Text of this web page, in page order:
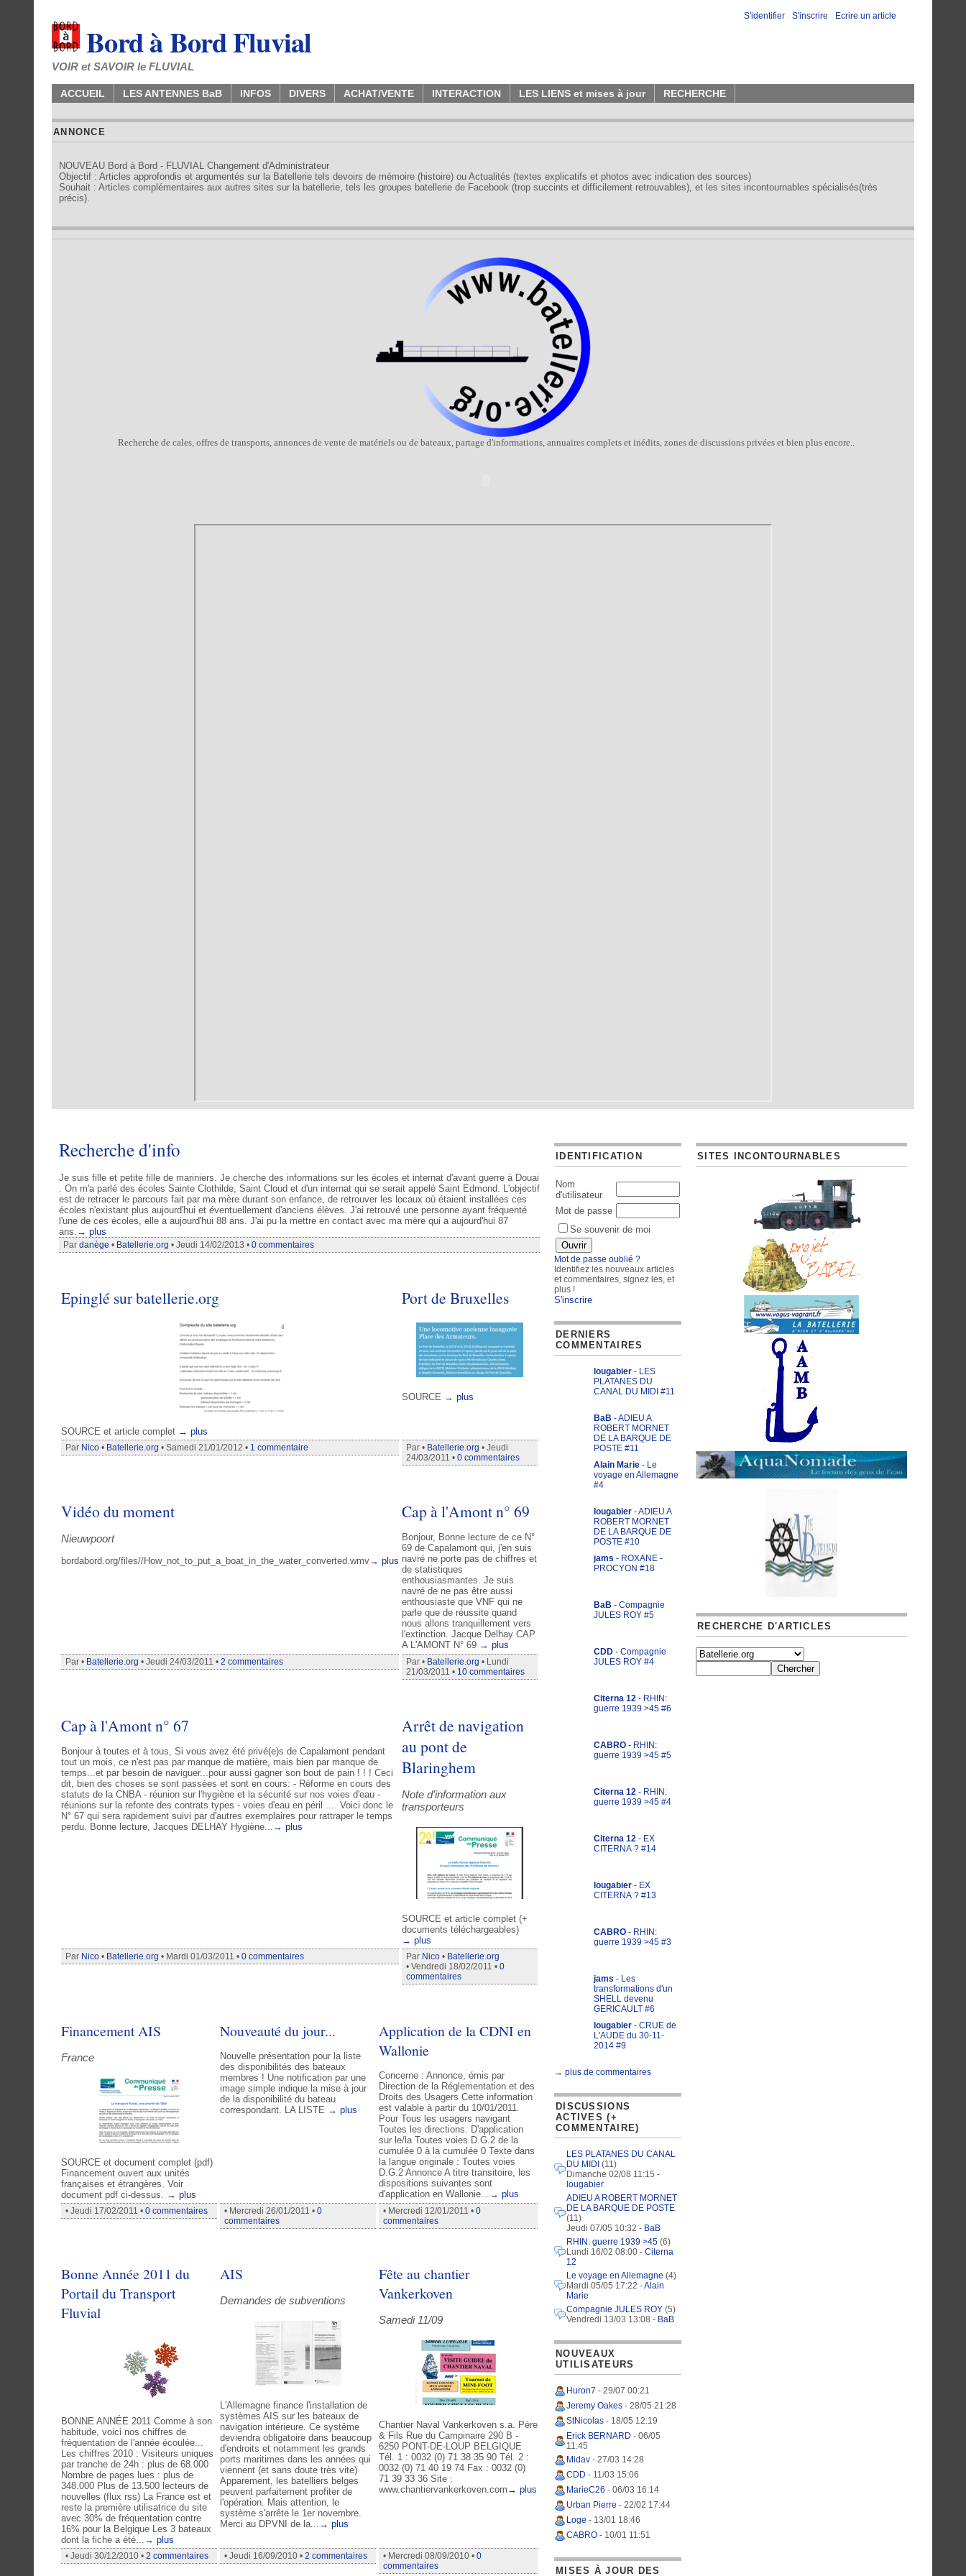
S'identifier - S'inscrire - Ecrire un article
Bord à Bord Fluvial
VOIR et SAVOIR le FLUVIAL
ACCUEIL LES ANTENNES BaB INFOS DIVERS ACHAT/VENTE INTERACTION LES LIENS et mises à jour RECHERCHE
ANNONCE
NOUVEAU Bord à Bord - FLUVIAL Changement d'Administrateur
Objectif : Articles approfondis et argumentés sur la Batellerie tels devoirs de mémoire (histoire) ou Actualités (textes explicatifs et photos avec indication des sources)
Souhait : Articles complémentaires aux autres sites sur la batellerie, tels les groupes batellerie de Facebook (trop succints et difficilement retrouvables), et les sites incontournables spécialisés(très
précis).
Recherche de cales, offres de transports, annonces de vente de matériels ou de bateaux, partage d'informations, annuaires complets et inédits, zones de discussions privées et bien plus encore..
Recherche d'info
Je suis fille et petite fille de mariniers. Je cherche des informations sur les écoles et internat d'avant guerre à Douai
. On m'a parlé des écoles Sainte Clothilde, Saint Cloud et d'un internat qui se serait appelé Saint Edmond. L'objectif
est de retracer le parcours fait par ma mère durant son enfance, de retrouver les locaux où étaient installées ces
écoles n'existant plus aujourd'hui et éventuellement d'anciens élèves. J'ai retrouvé une personne ayant fréquenté
l'une de ces écoles, elle a aujourd'hui 88 ans. J'ai pu la mettre en contact avec ma mère qui a aujourd'hui 87
ans. → plus
Par danège • Batellerie.org • Jeudi 14/02/2013 • 0 commentaires
Epinglé sur batellerie.org
SOURCE et article complet → plus
Port de Bruxelles
SOURCE → plus
Par Nico • Batellerie.org • Samedi 21/01/2012 • 1 commentaire Par • Batellerie.org • Jeudi
24/03/2011 • 0 commentaires
Vidéo du moment
Nieuwpoort
bordabord.org/files//How_not_to_put_a_boat_in_the_water_converted.wmv→ plus
Cap à l'Amont n° 69
Bonjour, Bonne lecture de ce N°
69 de Capalamont qui, j'en suis
navré ne porte pas de chiffres et
de statistiques
enthousiasmantes. Je suis
navré de ne pas être aussi
enthousiaste que VNF qui ne
parle que de réussite quand
nous allons tranquillement vers
l'extinction. Jacque Delhay CAP
A L'AMONT N° 69 → plus
Par • Batellerie.org • Jeudi 24/03/2011 • 2 commentaires Par • Batellerie.org • Lundi
21/03/2011 • 10 commentaires
Cap à l'Amont n° 67
Bonjour à toutes et à tous, Si vous avez été privé(e)s de Capalamont pendant
tout un mois, ce n'est pas par manque de matière, mais bien par manque de
temps...et par besoin de naviguer...pour aussi gagner son bout de pain ! ! ! Ceci
dit, bien des choses se sont passées et sont en cours: - Réforme en cours des
statuts de la CNBA - réunion sur l'hygiène et la sécurité sur nos voies d'eau -
réunions sur la refonte des contrats types - voies d'eau en péril .... Voici donc le
N° 67 qui sera rapidement suivi par d'autres exemplaires pour rattraper le temps
perdu. Bonne lecture, Jacques DELHAY Hygiène... → plus
Arrêt de navigation
au pont de
Blaringhem
Note d’information aux
transporteurs
SOURCE et article complet (+
documents téléchargeables)
→ plus
Par Nico • Batellerie.org • Mardi 01/03/2011 • 0 commentaires Par Nico • Batellerie.org
• Vendredi 18/02/2011 • 0
commentaires
Financement AIS
France
SOURCE et document complet (pdf)
Financement ouvert aux unités
françaises et étrangères. Voir
document pdf ci-dessus.
→ plus
Nouveauté du jour...
Nouvelle présentation pour la liste
des disponibilités des bateaux
membres ! Une notification par une
image simple indique la mise à jour
de la disponibilité du bateau
correspondant. LA LISTE → plus
Application de la CDNI en
Wallonie
Concerne : Annonce, émis par
Direction de la Réglementation et des
Droits des Usagers Cette information
est valable à partir du 10/01/2011.
Pour Tous les usagers navigant
Toutes les directions. D'application
sur le/la Toutes voies D.G.2 de la
cumulée 0 à la cumulée 0 Texte dans
la langue originale : Toutes voies
D.G.2 Annonce A titre transitoire, les
dispositions suivantes sont
d'application en Wallonie... → plus
• Jeudi 17/02/2011 • 0 commentaires • Mercredi 26/01/2011 • 0
commentaires
• Mercredi 12/01/2011 • 0
commentaires
Bonne Année 2011 du
Portail du Transport
Fluvial
BONNE ANNÉE 2011 Comme à son
habitude, voici nos chiffres de
fréquentation de l'année écoulée...
Les chiffres 2010 : Visiteurs uniques
par tranche de 24h : plus de 68.000
Nombre de pages lues : plus de
348.000 Plus de 13.500 lecteurs de
nouvelles (flux rss) La France est et
reste la première utilisatrice du site
avec 30% de fréquentation contre
16% pour la Belgique Les 3 bateaux
dont la fiche a été...
→ plus
AIS
Demandes de subventions
L'Allemagne finance l'installation de
systèmes AIS sur les bateaux de
navigation intérieure. Ce systême
deviendra obligatoire dans beaucoup
d'endroits et notamment les grands
ports maritimes dans les années qui
viennent (et sans doute très vite)
Apparement, les batelliers belges
peuvent parfaitement profiter de
l'opération. Mais attention, le
système s'arrête le 1er novembre.
Merci au DPVNI de la...
→ plus
Fête au chantier
Vankerkoven
Samedi 11/09
Chantier Naval Vankerkoven s.a. Père
& Fils Rue du Campinaire 290 B -
6250 PONT-DE-LOUP BELGIQUE
Tél. 1 : 0032 (0) 71 38 35 90 Tél. 2 :
0032 (0) 71 40 19 74 Fax : 0032 (0)
71 39 33 36 Site :
www.chantiervankerkoven.com → plus
• Jeudi 30/12/2010 • 2 commentaires • Jeudi 16/09/2010 • 2 commentaires • Mercredi 08/09/2010 • 0
commentaires
IDENTIFICATION
Nom
d'utilisateur
Mot de passe
Se souvenir de moi
Mot de passe oublié ?
Identifiez les nouveaux articles
et commentaires, signez les, et
plus !
S'inscrire
DERNIERS
COMMENTAIRES
lougabier - LES
PLATANES DU
CANAL DU MIDI #11
BaB - ADIEU A
ROBERT MORNET
DE LA BARQUE DE
POSTE #11
Alain Marie - Le
voyage en Allemagne
#4
lougabier - ADIEU A
ROBERT MORNET
DE LA BARQUE DE
POSTE #10
jams - ROXANE -
PROCYON #18
BaB - Compagnie
JULES ROY #5
CDD - Compagnie
JULES ROY #4
Citerna 12 - RHIN:
guerre 1939 >45 #6
CABRO - RHIN:
guerre 1939 >45 #5
Citerna 12 - RHIN:
guerre 1939 >45 #4
Citerna 12 - EX
CITERNA ? #14
lougabier - EX
CITERNA ? #13
CABRO - RHIN:
guerre 1939 >45 #3
jams - Les
transformations d'un
SHELL devenu
GERICAULT #6
lougabier - CRUE de
L'AUDE du 30-11-
2014 #9
→ plus de commentaires
DISCUSSIONS
ACTIVES (+
COMMENTAIRE)
LES PLATANES DU CANAL
DU MIDI (11)
Dimanche 02/08 11:15 -
lougabier
ADIEU A ROBERT MORNET
DE LA BARQUE DE POSTE
(11)
Jeudi 07/05 10:32 - BaB
RHIN: guerre 1939 >45 (6)
Lundi 16/02 08:00 - Citerna
12
Le voyage en Allemagne (4)
Mardi 05/05 17:22 -Alain
Marie
Compagnie JULES ROY (5)
Vendredi 13/03 13:08 - BaB
NOUVEAUX
UTILISATEURS
Huron7 - 29/07 00:21
Jeremy Oakes - 28/05 21:28
StNicolas - 18/05 12:19
Erick BERNARD - 06/05
11:45
Midav - 27/03 14:28
CDD - 11/03 15:06
MarieC26 - 06/03 16:14
Urban Pierre - 22/02 17:44
Loge - 13/01 18:46
CABRO - 10/01 11:51
MISES À JOUR DES
SITES INCONTOURNABLES
RECHERCHE D'ARTICLES